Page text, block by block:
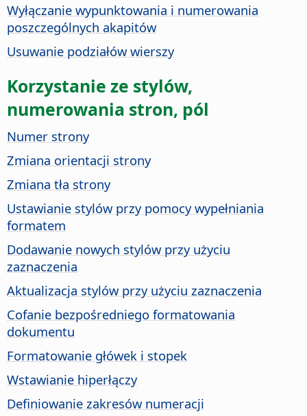
Wyłączanie wypunktowania i numerowania
poszczególnych akapitów
Usuwanie podziałów wierszy
Korzystanie ze stylów,
numerowania stron, pól
Numer strony
Zmiana orientacji strony
Zmiana tła strony
Ustawianie stylów przy pomocy wypełniania
formatem
Dodawanie nowych stylów przy użyciu
zaznaczenia
Aktualizacja stylów przy użyciu zaznaczenia
Cofanie bezpośredniego formatowania
dokumentu
Formatowanie główek i stopek
Wstawianie hiperłączy
Definiowanie zakresów numeracji